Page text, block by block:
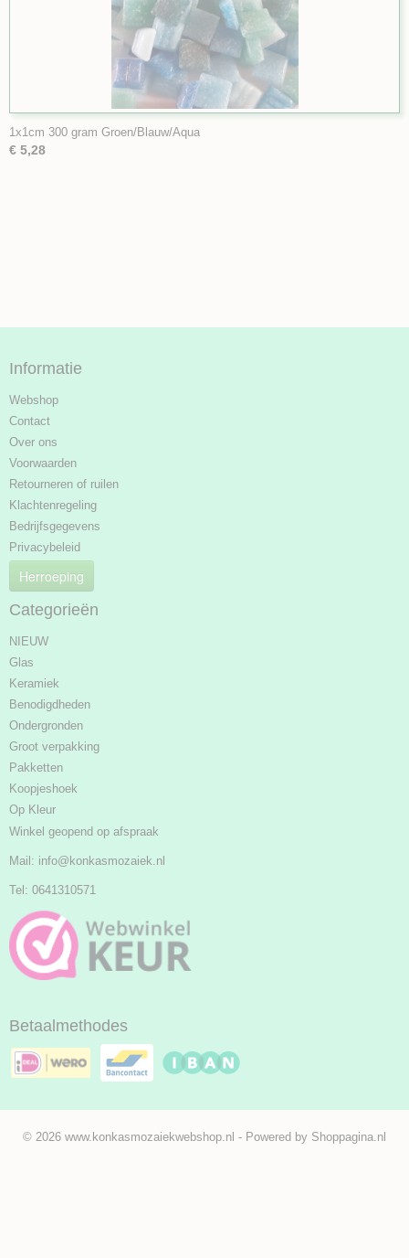
1x1cm 300 gram Groen/Blauw/Aqua
€ 5,28
Informatie
Webshop
Contact
Over ons
Voorwaarden
Retourneren of ruilen
Klachtenregeling
Bedrijfsgegevens
Privacybeleid
Herroeping
Categorieën
NIEUW
Glas
Keramiek
Benodigdheden
Ondergronden
Groot verpakking
Pakketten
Koopjeshoek
Op Kleur
Winkel geopend op afspraak
Mail: info@konkasmozaiek.nl
Tel: 0641310571
Betaalmethodes
© 2026 www.konkasmozaiekwebshop.nl - Powered by Shoppagina.nl